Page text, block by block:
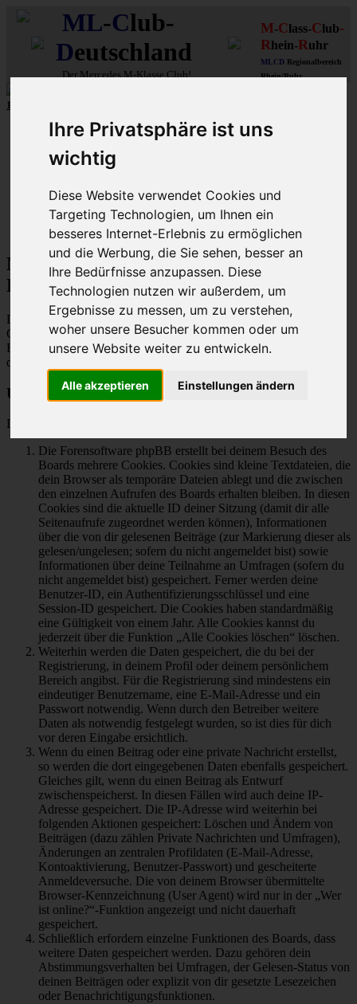
Ihre Privatsphäre ist uns
wichtig
Diese Website verwendet Cookies und
Targeting Technologien, um Ihnen ein
besseres Internet-Erlebnis zu ermöglichen
und die Werbung, die Sie sehen, besser an
Ihre Bedürfnisse anzupassen. Diese
Technologien nutzen wir außerdem, um
Ergebnisse zu messen, um zu verstehen,
woher unsere Besucher kommen oder um
unsere Website weiter zu entwickeln.
Alle akzeptieren Einstellungen ändern
ML-Club-
Deutschland
DerMercedes M-Klasse Club!
M-Class-Club-
Rhein-Ruhr
MLCD Regionalbereich
Rhein/Ruhr
10 unserer W164
Schnellzugriff
Ungelesene
MLCD-Ausstellung
Forennutzer
FAQ
MLCD-Seiten MLCD-Foren-Übersicht
M-Klasse MLCD-Foren des ML-Club-
Deutschland - Datenschutzerklärung
Diese Richtlinie beschreibt, wie „M-Klasse MLCD-Foren des ML-
Club-Deutschland“ („https://www.mlcd.de/MLCDForen“) (im
Folgenden „der Betreiber“) die Daten verwendet, die während
deines Foren-Besuchs gesammelt werden.
Umfang und Art der Datenspeicherung
Deine Daten werden auf vier verschiedene Arten gesammelt:
Die Forensoftware phpBB erstellt bei deinem Besuch des
Boards mehrere Cookies. Cookies sind kleine Textdateien, die
dein Browser als temporäre Dateien ablegt und die zwischen
den einzelnen Aufrufen des Boards erhalten bleiben. In diesen
Cookies sind die aktuelle ID deiner Sitzung (damit dir alle
Seitenaufrufe zugeordnet werden können), Informationen
über die von dir gelesenen Beiträge (zur Markierung dieser als
gelesen/ungelesen; sofern du nicht angemeldet bist) sowie
Informationen über deine Teilnahme an Umfragen (sofern du
nicht angemeldet bist) gespeichert. Ferner werden deine
Benutzer-ID, ein Authentifizierungsschlüssel und eine
Session-ID gespeichert. Die Cookies haben standardmäßig
eine Gültigkeit von einem Jahr. Alle Cookies kannst du
jederzeit über die Funktion „Alle Cookies löschen“ löschen.
Weiterhin werden die Daten gespeichert, die du bei der
Registrierung, in deinem Profil oder deinem persönlichem
Bereich angibst. Für die Registrierung sind mindestens ein
eindeutiger Benutzername, eine E-Mail-Adresse und ein
Passwort notwendig. Wenn durch den Betreiber weitere
Daten als notwendig festgelegt wurden, so ist dies für dich
vor deren Eingabe ersichtlich.
Wenn du einen Beitrag oder eine private Nachricht erstellst,
so werden die dort eingegebenen Daten ebenfalls gespeichert.
Gleiches gilt, wenn du einen Beitrag als Entwurf
zwischenspeicherst. In diesen Fällen wird auch deine IP-
Adresse gespeichert. Die IP-Adresse wird weiterhin bei
folgenden Aktionen gespeichert: Löschen und Ändern von
Beiträgen (dazu zählen Private Nachrichten und Umfragen),
Änderungen an zentralen Profildaten (E-Mail-Adresse,
Kontoaktivierung, Benutzer-Passwort) und gescheiterte
Anmeldeversuche. Die von deinem Browser übermittelte
Browser-Kennzeichnung (User Agent) wird nur in der „Wer
ist online?“-Funktion angezeigt und nicht dauerhaft
gespeichert.
Schließlich erfordern einzelne Funktionen des Boards, dass
weitere Daten gespeichert werden. Dazu gehören dein
Abstimmungsverhalten bei Umfragen, der Gelesen-Status von
deinen Beiträgen oder explizit von dir gesetzte Lesezeichen
oder Benachrichtigungsfunktionen.